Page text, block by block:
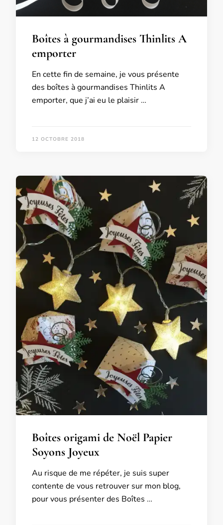
Boîtes à gourmandises Thinlits A
emporter
En cette fin de semaine, je vous présente
des boîtes à gourmandises Thinlits A
emporter, que j’ai eu le plaisir …
12 OCTOBRE 2018
Boîtes origami de Noël Papier
Soyons Joyeux
Au risque de me répéter, je suis super
contente de vous retrouver sur mon blog,
pour vous présenter des Boîtes …